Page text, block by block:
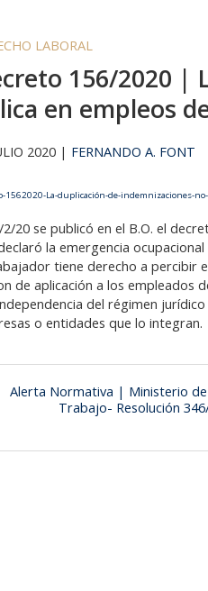
LABORAL
156/2020 |
en empleos
2020 | FERNANDO A. FONT
1562020-La-duplicación-de-indemnizaciones-
2/20 se publicó en el B.O. el
la emergencia
tiene derecho a percibir
de aplicación a los empleados
del régimen
o entidades que lo integran.
Alerta Normativa | Ministerio
Trabajo- Resolución